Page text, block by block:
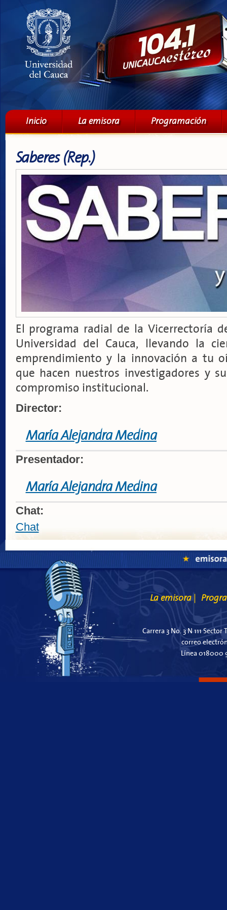
Menú principal
Inicio La emisora Programación
Saberes (Rep.)
El programa radial de la Vicerrectoría
Universidad del Cauca, llevando la
emprendimiento y la innovación a tu
que hacen nuestros investigadores y
compromiso institucional.
Director:
María Alejandra Medina
Presentador:
María Alejandra Medina
Chat:
Chat
La emisora
Carrera 3 No. 3 N 111
correo
Línea 018000